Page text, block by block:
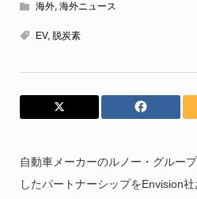
海外, 海外ニュース
EV, 脱炭素
自動車メーカーのルノー・グルー
したパートナーシップをEnvision社